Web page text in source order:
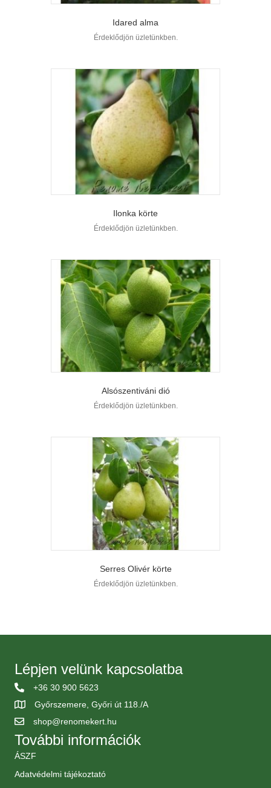
Idared alma
Érdeklődjön üzletünkben.
Ilonka körte
Érdeklődjön üzletünkben.
Alsószentiváni dió
Érdeklődjön üzletünkben.
Serres Olivér körte
Érdeklődjön üzletünkben.
Lépjen velünk kapcsolatba
+36 30 900 5623
Győrszemere, Győri út 118./A
shop@renomekert.hu
További információk
ÁSZF
Adatvédelmi tájékoztató